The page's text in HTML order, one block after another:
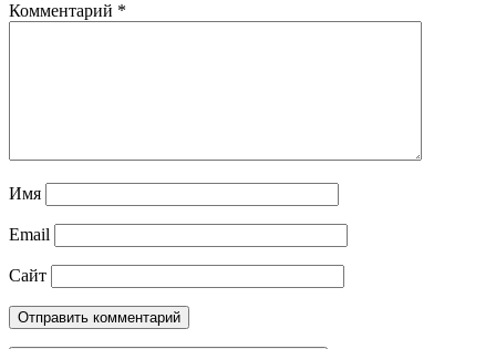
Комментарий *
Имя
Email
Сайт